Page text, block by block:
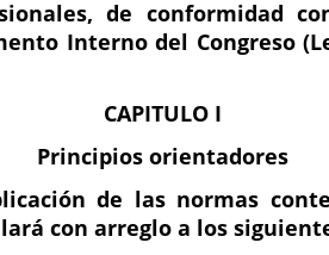
de conformidad
Interno del Congreso
CAPITULO I
Principios orientadores
de las normas
con arreglo a los